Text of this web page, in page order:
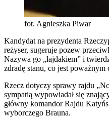
fot. Agnieszka Piwar
Kandydat na prezydenta
reżyser, sugeruje pozew
Nazywa go „łajdakiem” i
zdradę stanu, co jest poważnym
Rzecz dotyczy sprawy rajdu
sympatią wypowiadał się
główny komandor Rajdu
wyborczego Brauna.